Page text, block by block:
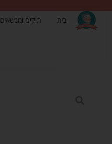
בית תיקים ומנשאים